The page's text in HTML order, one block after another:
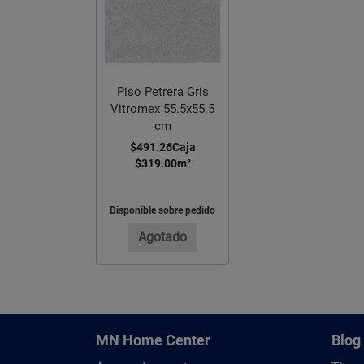
Piso Petrera Gris
Vitromex 55.5x55.5
cm
$491.26Caja
$319.00m²
Disponible sobre pedido
Agotado
MN Home Center Blog